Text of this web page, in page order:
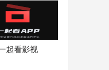
起看影视